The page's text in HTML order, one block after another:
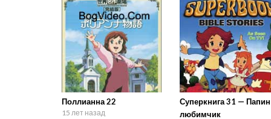
Поллианна 22
15 лет назад
Суперкнига 31 — Папин
любимчик